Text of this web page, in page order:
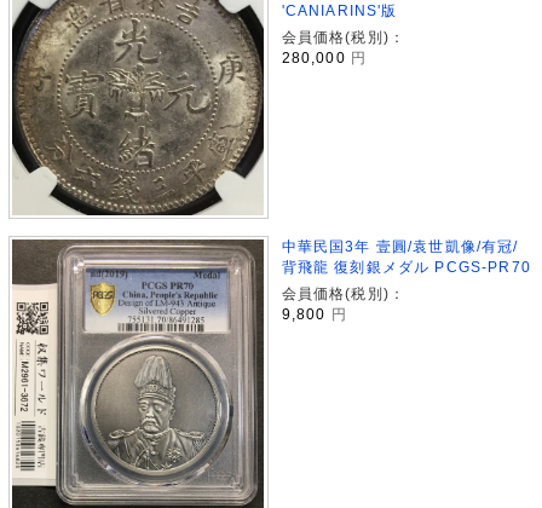
'CANIARINS'版
会員価格(税別)：
280,000 円
中華民国3年 壹圓/袁世凱像/有冠/
背飛龍 復刻銀メダル PCGS-PR70
会員価格(税別)：
9,800
円